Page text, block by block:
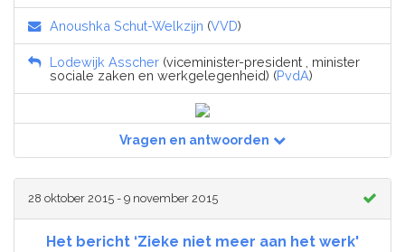
Anoushka Schut-Welkzijn (VVD)
Lodewijk Asscher (viceminister-president , minister
sociale zaken en werkgelegenheid) (PvdA)
Vragen en antwoorden
28 oktober 2015 - 9 november 2015
Het bericht ‘Zieke niet meer aan het werk'